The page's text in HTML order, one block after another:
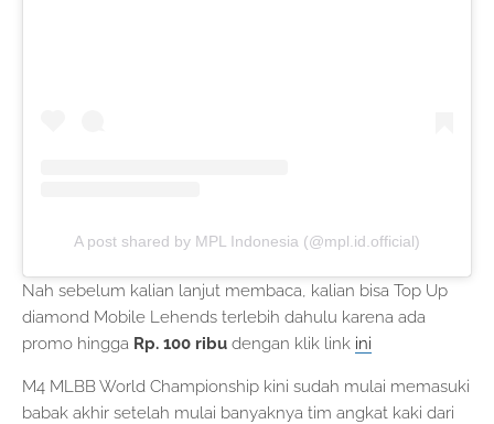
A post shared by MPL Indonesia (@mpl.id.official)
Nah sebelum kalian lanjut membaca, kalian bisa Top Up
diamond Mobile Lehends terlebih dahulu karena ada
promo hingga Rp. 100 ribu dengan klik link ini
M4 MLBB World Championship kini sudah mulai memasuki
babak akhir setelah mulai banyaknya tim angkat kaki dari